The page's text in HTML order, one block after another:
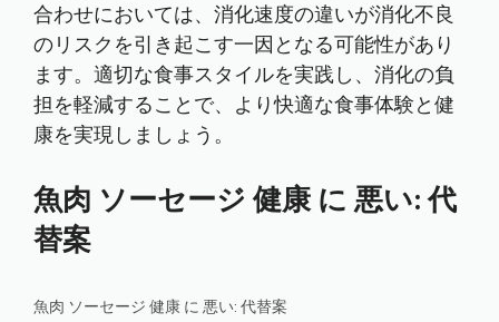
合わせにおいては、消化速度の違いが消化不良
のリスクを引き起こす一因となる可能性があり
ます。適切な食事スタイルを実践し、消化の負
担を軽減することで、より快適な食事体験と健
康を実現しましょう。
魚肉 ソーセージ 健康 に 悪い: 代
替案
魚肉 ソーセージ 健康 に 悪い: 代替案